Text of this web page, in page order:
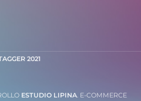
2021
ESTUDIO LIPINA. E-COMMERCE